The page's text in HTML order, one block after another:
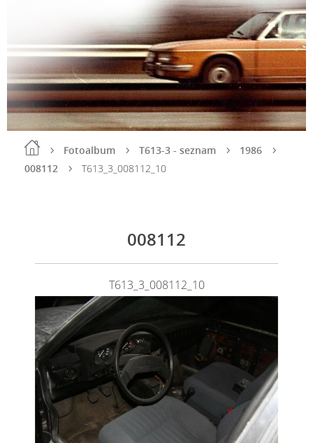
Fotoalbum T613-3 - seznam
1986
008112
T613_3_008112_10
008112
T613_3_008112_10